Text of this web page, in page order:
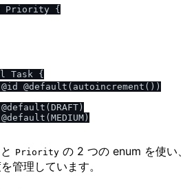
Priority {
Task {
@default(autoincrement())
と Priority の 2 つの enum を使い、
管理しています。